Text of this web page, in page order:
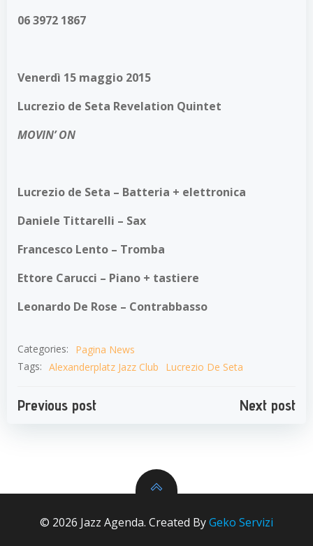
06 3972 1867
Venerdì 15 maggio 2015
Lucrezio de Seta Revelation Quintet
MOVIN’ ON
Lucrezio de Seta – Batteria + elettronica
Daniele Tittarelli – Sax
Francesco Lento – Tromba
Ettore Carucci – Piano + tastiere
Leonardo De Rose – Contrabbasso
Categories:
Pagina News
Tags: Alexanderplatz Jazz Club Lucrezio De Seta
Navigazione
Previous post
Navigazione
Next post
© 2026 Jazz Agenda. Created ByGeko Servizi